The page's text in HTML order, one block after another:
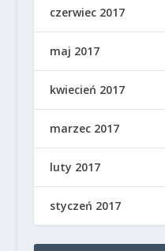
czerwiec 2017
maj 2017
kwiecień 2017
marzec 2017
luty 2017
styczeń 2017